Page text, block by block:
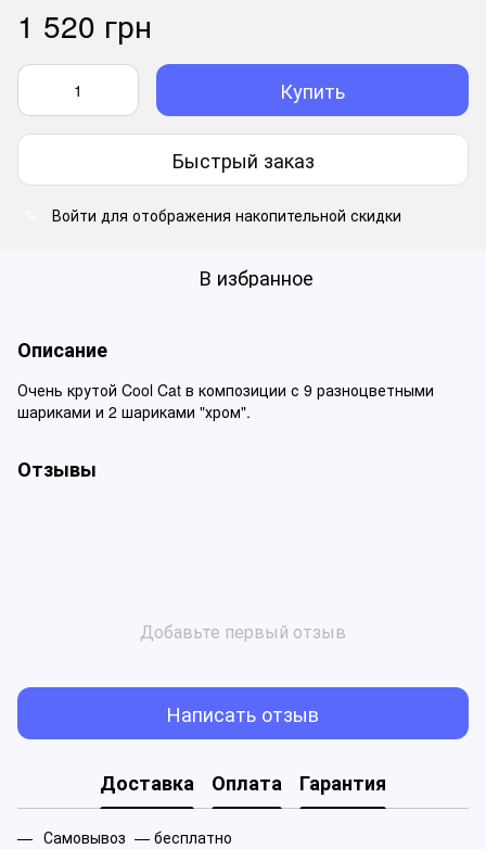
1 520 грн
Купить
Быстрый заказ
Войти для отображения накопительной скидки
В избранное
Описание
Очень крутой Cool Cat в композиции с 9 разноцветными
шариками и 2 шариками "хром".
Отзывы
Добавьте первый отзыв
Написать отзыв
Доставка Оплата Гарантия
Самовывоз — бесплатно